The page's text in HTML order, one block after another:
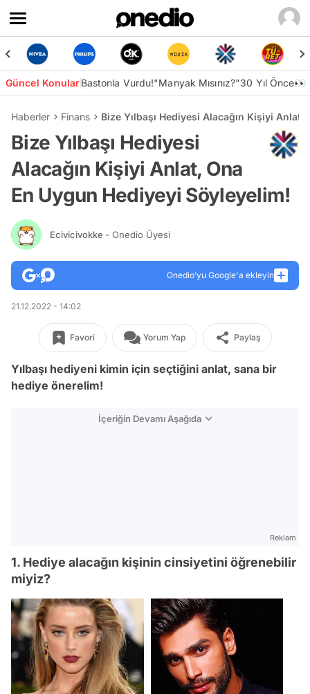
Güncel KonularBastonla Vurdu!"Manyak Mısınız?"30 Yıl Önce👀
Haberler Finans Bize Yılbaşı Hediyesi Alacağın Kişiyi
Bize Yılbaşı Hediyesi
Alacağın Kişiyi Anlat, Ona
En Uygun Hediyeyi Söyleyelim!
Ecivicivokke - Onedio Üyesi
Onedio’yu Google'a ekleyin
21.12.2022 - 14:02
Favori Yorum Yap Paylaş
Yılbaşı hediyeni kimin için seçtiğini anlat, sana bir
hediye önerelim!
İçeriğin Devamı Aşağıda
Reklam
1. Hediye alacağın kişinin cinsiyetini öğrenebilir
miyiz?